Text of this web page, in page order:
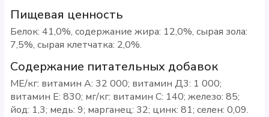
Пищевая ценность
Белок: 41,0%, содержание жира: 12,0%, сырая зола:
7,5%, сырая клетчатка: 2,0%.
Содержание питательных добавок
МЕ/кг: витамин А: 32 000; витамин Д3: 1 000;
витамин Е: 830; мг/кг: витамин С: 140; железо: 85;
йод: 1,3; медь: 9; марганец: 32; цинк: 81; селен: 0,09.